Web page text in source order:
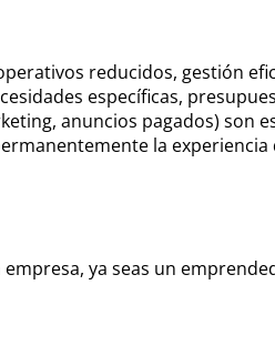
reducidos, gestión
específicas,
anuncios pagados) son
la
ya seas un